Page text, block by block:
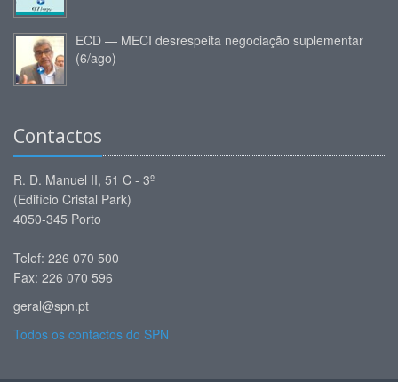
ECD — MECI desrespeita negociação suplementar
(6/ago)
Contactos
R. D. Manuel II, 51 C - 3º
(Edifício Cristal Park)
4050-345 Porto
Telef: 226 070 500
Fax: 226 070 596
geral@spn.pt
Todos os contactos do SPN